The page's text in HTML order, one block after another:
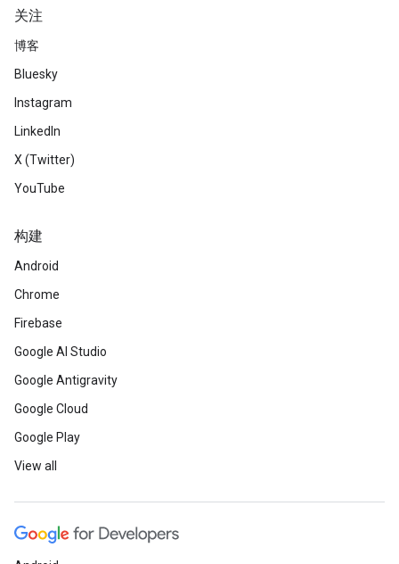
关注
博客
Bluesky
Instagram
LinkedIn
X (Twitter)
YouTube
构建
Android
Chrome
Firebase
Google AI Studio
Google Antigravity
Google Cloud
Google Play
View all